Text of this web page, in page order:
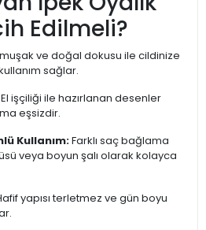
Edilmeli?
ve doğal dokusu ile cildinize
sağlar.
El işçiliği ile hazırlanan desenler
eşsizdir.
Kullanım:Farklı saç bağlama
veya boyun şalı olarak kolayca
yapısı terletmez ve gün boyu